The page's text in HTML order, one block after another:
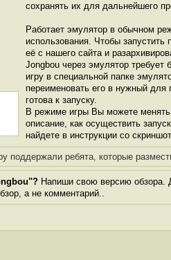
сохранять их для дальнейшего
Работает эмулятор в обычном
использования. Чтобы запустить
её с нашего сайта и
Jongbou через эмулятор
игру в специальной папке
переименовать его в нужный
готова к запуску.
В режиме игры Вы можете менять
описание, как осуществить
найдете в инструкции со
поддержали ребята, которые
Напиши свою версию обзора.
а не комментарий..